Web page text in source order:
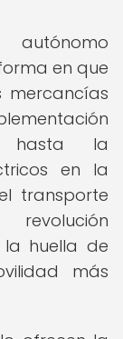
autónomo
en que
mercancías
hasta la
en la
transporte
huella de
más